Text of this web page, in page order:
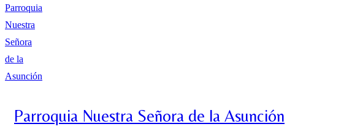
Parroquia Nuestra Señora de la Asunción